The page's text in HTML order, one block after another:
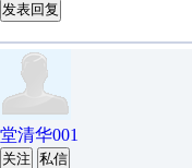
发表回复
堂清华001
关注 私信